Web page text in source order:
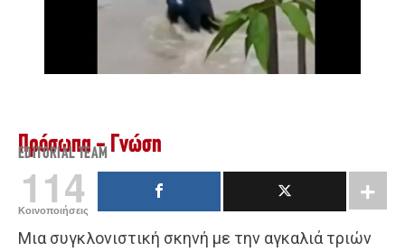
Πρόσωπα - Γνώση
EDITORIAL TEAM
114
Κοινοποιήσεις
Μια συγκλονιστική σκηνή με την αγκαλιά τριών